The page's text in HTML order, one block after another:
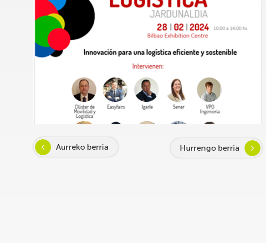
Aurreko berria Hurrengo berria